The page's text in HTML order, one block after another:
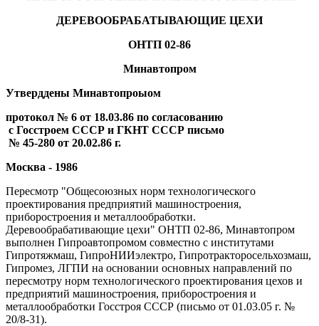
ДЕРЕВООБРАБАТЫВАЮЩИЕ ЦЕХИ
ОНТП 02-86
Минавтопром
Утверддены Минавтопроыом
протокол № 6 от 18.03.86 по согласованию
с Госстроем СССР и ГКНТ СССР письмо
№ 45-280 от 20.02.86 г.
Москва - 1986
Пересмотр "Общесоюзных норм технологического
проектирования предприятий машиностроения,
приборостроения и металлообработки.
Деревообрабативающие цехи" ОНТП 02-86, Минавтопром
выполнен Гипроавтопромом совместно с институтами
Гипротяжмаш, ГипроНИИэлектро, Гипротракторосельхозмаш,
Гипромез, ЛГПИ на основании основных направлений по
пересмотру норм технологического проектирования цехов и
предприятий машиностроения, приборостроения и
металлообработки Госстроя СССР (письмо от 01.03.05 г. №
20/8-31).